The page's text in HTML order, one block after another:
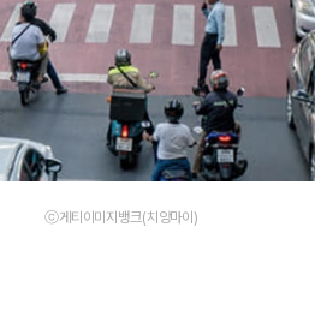
ⓒ게티이미지뱅크(치앙마이)